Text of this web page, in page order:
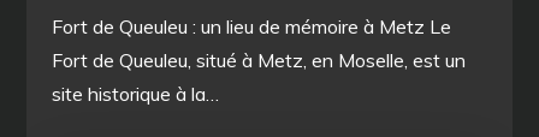
Fort de Queuleu : un lieu de mémoire à Metz Le
Fort de Queuleu, situé à Metz, en Moselle, est un
site historique à la…